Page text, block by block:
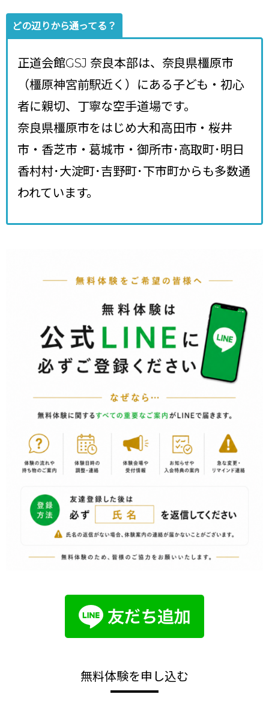
どの辺りから通ってる？
正道会館GSJ 奈良本部は、奈良県橿原市
（橿原神宮前駅近く）にある子ども・初心
者に親切、丁寧な空手道場です。
奈良県橿原市をはじめ大和高田市・桜井
市・香芝市・葛城市・御所市･高取町･明日
香村村･大淀町･吉野町･下市町からも多数通
われています。
無料体験を申し込む